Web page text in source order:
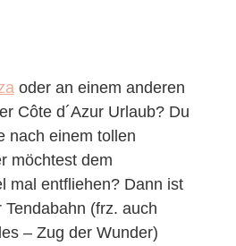
oder an einem anderen
Côte d´Azur Urlaub? Du
nach einem tollen
möchtest dem
mal entfliehen? Dann ist
(frz. auch
– Zug der Wunder)